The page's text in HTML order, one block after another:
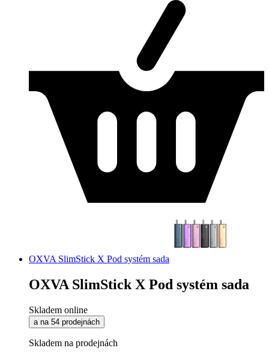
OXVA SlimStick X Pod systém sada
OXVA SlimStick X Pod systém sada
Skladem online
a na 54 prodejnách
Skladem na prodejnách